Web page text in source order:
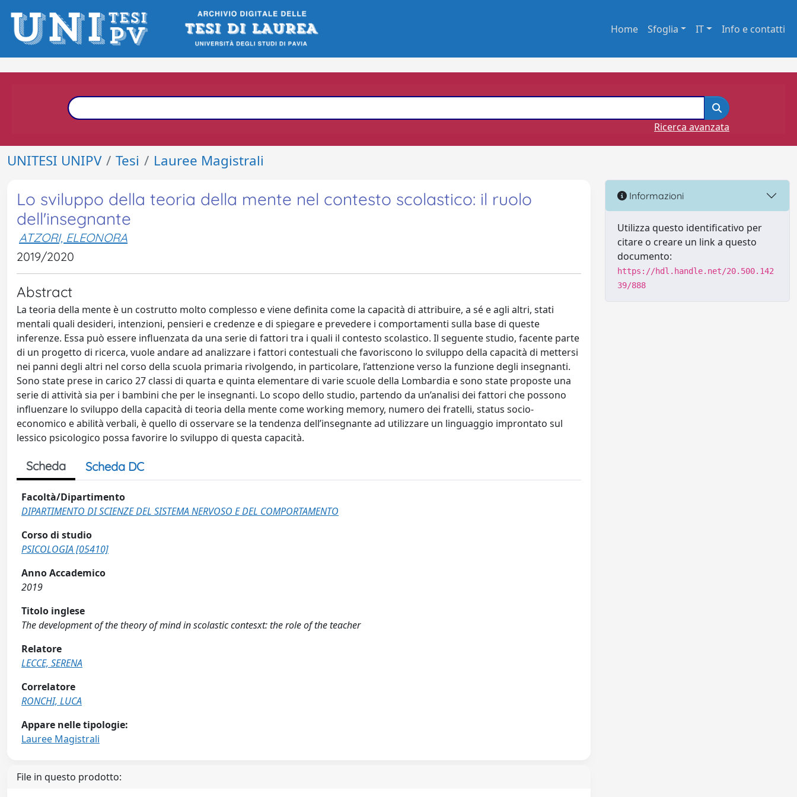
Home Sfoglia IT Info e contatti
Ricerca avanzata
UNITESI UNIPV Tesi Lauree Magistrali
Lo sviluppo della teoria della mente nel contesto scolastico: il ruolo
dell'insegnante
ATZORI, ELEONORA
2019/2020
Abstract
La teoria della mente è un costrutto molto complesso e viene definita come la capacità di attribuire, a sé e agli altri, stati
mentali quali desideri, intenzioni, pensieri e credenze e di spiegare e prevedere i comportamenti sulla base di queste
inferenze. Essa può essere influenzata da una serie di fattori tra i quali il contesto scolastico. Il seguente studio, facente parte
di un progetto di ricerca, vuole andare ad analizzare i fattori contestuali che favoriscono lo sviluppo della capacità di mettersi
nei panni degli altri nel corso della scuola primaria rivolgendo, in particolare, l’attenzione verso la funzione degli insegnanti.
Sono state prese in carico 27 classi di quarta e quinta elementare di varie scuole della Lombardia e sono state proposte una
serie di attività sia per i bambini che per le insegnanti. Lo scopo dello studio, partendo da un’analisi dei fattori che possono
influenzare lo sviluppo della capacità di teoria della mente come working memory, numero dei fratelli, status socio-
economico e abilità verbali, è quello di osservare se la tendenza dell’insegnante ad utilizzare un linguaggio improntato sul
lessico psicologico possa favorire lo sviluppo di questa capacità.
Scheda Scheda DC
Facoltà/Dipartimento
DIPARTIMENTO DI SCIENZE DEL SISTEMA NERVOSO E DEL COMPORTAMENTO
Corso di studio
PSICOLOGIA [05410]
Anno Accademico
2019
Titolo inglese
The development of the theory of mind in scolastic contesxt: the role of the teacher
Relatore
LECCE, SERENA
Correlatore
RONCHI, LUCA
Appare nelle tipologie:
Lauree Magistrali
File in questo prodotto:
Informazioni
Utilizza questo identificativo per
citare o creare un link a questo
documento:
https://hdl.handle.net/20.500.142
39/888